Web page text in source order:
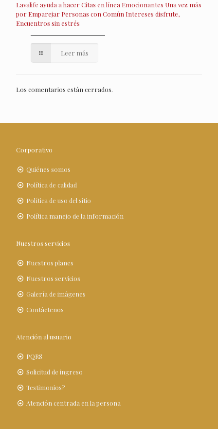
Lavalife ayuda a hacer Citas en línea Emocionantes Una vez más
por Emparejar Personas con Común Intereses disfrute,
Encuentros sin estrés
Leer más
Los comentarios están cerrados.
Corporativo
Quiénes somos
Política de calidad
Política de uso del sitio
Política manejo de la información
Nuestros servicios
Nuestros planes
Nuestros servicios
Galería de imágenes
Contáctenos
Atención al usuario
PQRS
Solicitud de ingreso
Testimonios?
Atención centrada en la persona